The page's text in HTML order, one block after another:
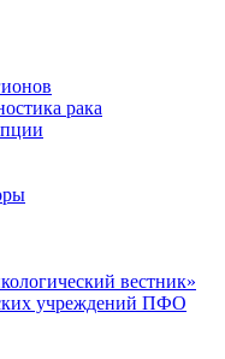
рака
вестник»
учреждений ПФО